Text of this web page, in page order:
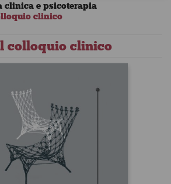
clinica e psicoterapia
clinico
colloquio clinico